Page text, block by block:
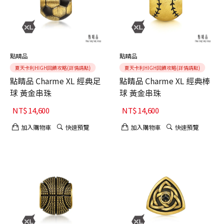
點睛品
夏天卡利HIGH回饋攻略(詳情請點)
點睛品 Charme XL 經典足
球 黃金串珠
NT$14,600
加入購物車 快速預覽
點睛品
夏天卡利HIGH回饋攻略(詳情請點)
點睛品 Charme XL 經典棒
球 黃金串珠
NT$14,600
加入購物車 快速預覽